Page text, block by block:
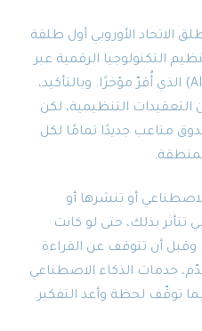
الاتحاد الأوروبي أول طلقة
التكنولوجيا الرقمية عبر
قانون الذكاء الاصطناعي (AI Act) الذي أُقرّ مؤخرًا. وبالتأكيد،
التنظيمية، لكن
متاعب جديدًا تمامًا لكل
أو تنشرها أو
تتأثر بذلك، حتى لو كانت
أن تتوقف عن القراءة
خدمات الذكاء الاصطناعي
توقّف لحظة وأعد التفكير.